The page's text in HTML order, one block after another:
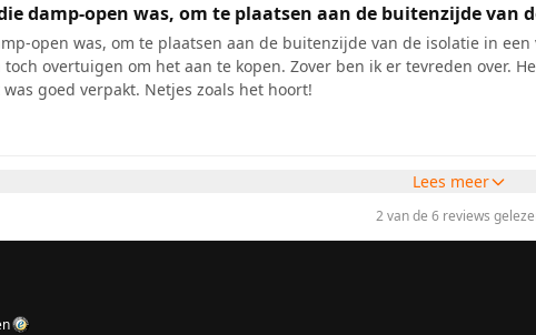
damp-open was, om te plaatsen aan de buitenzijde van
open was, om te plaatsen aan de buitenzijde van de isolatie in
overtuigen om het aan te kopen. Zover ben ik er tevreden over.
goed verpakt. Netjes zoals het hoort!
Lees meer
2 van de 6 reviews